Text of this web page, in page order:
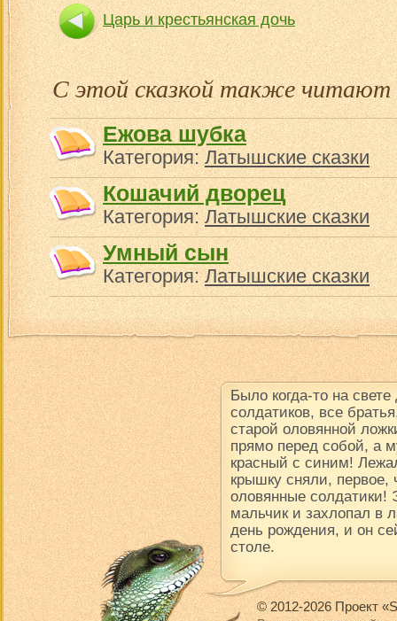
Царь и крестьянская дочь
С этой сказкой также читают
Ежова шубка
Категория:Латышские сказки
Кошачий дворец
Категория:Латышские сказки
Умный сын
Категория:Латышские сказки
Было когда-то на
солдатиков, все
старой оловянной
прямо перед собой, а
красный с синим!
крышку сняли,
оловянные солдатики!
мальчик и захлопал в
день рождения, и он
столе.
© 2012-2026 Проект